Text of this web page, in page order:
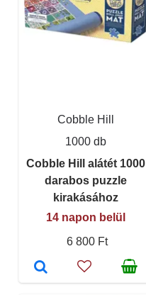
Cobble Hill
1000 db
Cobble Hill alátét 1000
darabos puzzle
kirakásához
14 napon belül
6 800 Ft